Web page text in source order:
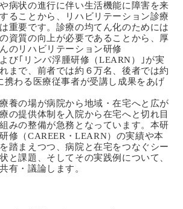
病状の進行に伴い生活機能に障害を来
ることから、リハビリテーション診療
重要です。診療の均てん化のためには
資質の向上が必要であることから、厚
のリハビリテーション研修
よび｢リンパ浮腫研修（LEARN）｣が実
まで、前者では約６万名、後者では約
携わる医療従事者が受講し成果をあげ
養の場が病院から地域・在宅へと広が
の提供体制を入院から在宅へと切れ目
みの整備が急務となっています。本研
修（CAREER・LEARN）の実績や本
踏まえつつ、病院と在宅をつなぐシー
と課題、そしてその実践例について、
有・議論します。